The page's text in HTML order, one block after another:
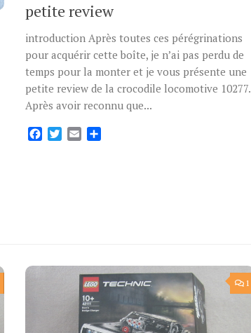
petite review
introduction Après toutes ces pérégrinations
pour acquérir cette boîte, je n’ai pas perdu de
temps pour la monter et je vous présente une
petite review de la crocodile locomotive 10277.
Après avoir reconnu que...
Facebook
Twitter
Email
1